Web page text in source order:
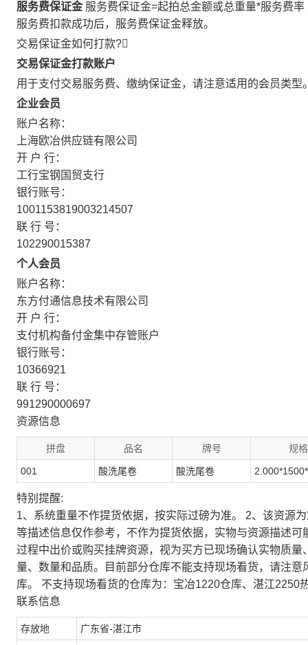
服务费保证金 服务费保证金=起拍总金额或总重量*服务费率
服务费扣款成功后，服务费保证金释放。
交易保证金如何打款?
交易保证金打款账户
用于支付交易服务费、缴纳保证金，请注意适用的会员类型
企业会员
账户名称：
上海欧冶供应链有限公司
开 户 行：
工行宝钢国贸支行
银行账号：
1001153819003214507
联 行 号：
102290015387
个人会员
账户名称：
东方付通信息技术有限公司
开 户 行：
支付机构备付金集中存管账户
银行账号：
10366921
联 行 号：
991290000697
资源信息
拼盘 品名 牌号 规格
001 酸洗尾卷 酸洗尾卷
特别提醒:
1、系统重量不作提货依据，按实际过磅为准。 2、该资源
等描述信息仅作参考，不作为提货依据，实物与资源描述
过程中出价或购买挂牌资源，视为买方已现场确认实物质
量、数量和品质。目前部分仓库不能支持现场看货，请注
库。 不支持现场看货的仓库为：宝冶1220仓库、湛江2250
联系信息
存放地 广东省-湛江市